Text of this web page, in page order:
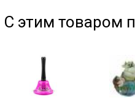
С этим товаром